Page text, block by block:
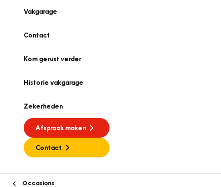
Vakgarage
Contact
Kom gerust verder
Historie vakgarage
Zekerheden
Afspraak maken
Contact
Occasions